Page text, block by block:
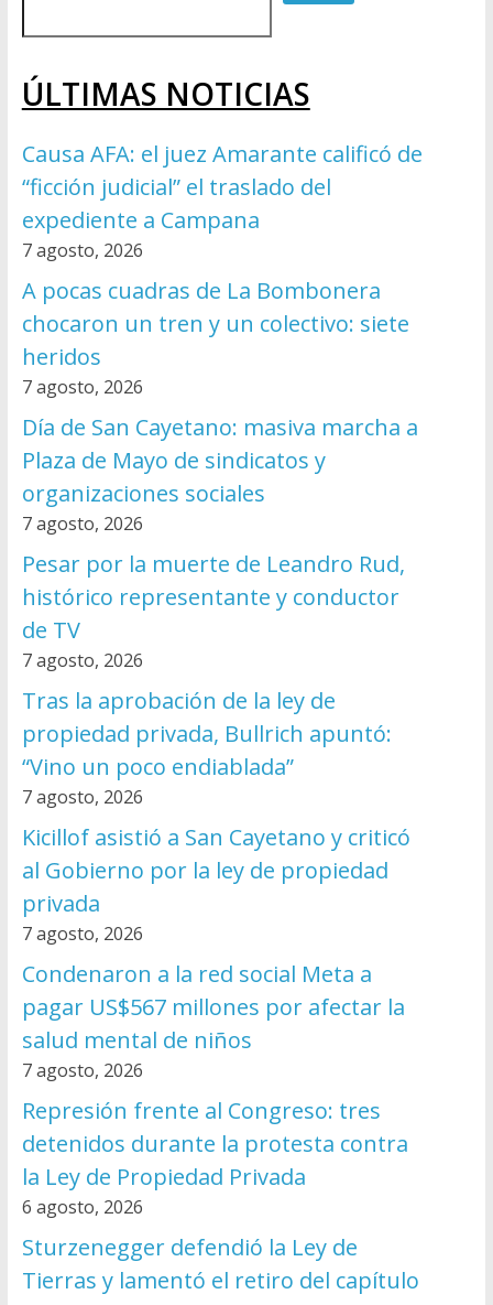
ÚLTIMAS NOTICIAS
Causa AFA: el juez Amarante calificó de
“ficción judicial” el traslado del
expediente a Campana
7 agosto, 2026
A pocas cuadras de La Bombonera
chocaron un tren y un colectivo: siete
heridos
7 agosto, 2026
Día de San Cayetano: masiva marcha a
Plaza de Mayo de sindicatos y
organizaciones sociales
7 agosto, 2026
Pesar por la muerte de Leandro Rud,
histórico representante y conductor
de TV
7 agosto, 2026
Tras la aprobación de la ley de
propiedad privada, Bullrich apuntó:
“Vino un poco endiablada”
7 agosto, 2026
Kicillof asistió a San Cayetano y criticó
al Gobierno por la ley de propiedad
privada
7 agosto, 2026
Condenaron a la red social Meta a
pagar US$567 millones por afectar la
salud mental de niños
7 agosto, 2026
Represión frente al Congreso: tres
detenidos durante la protesta contra
la Ley de Propiedad Privada
6 agosto, 2026
Sturzenegger defendió la Ley de
Tierras y lamentó el retiro del capítulo